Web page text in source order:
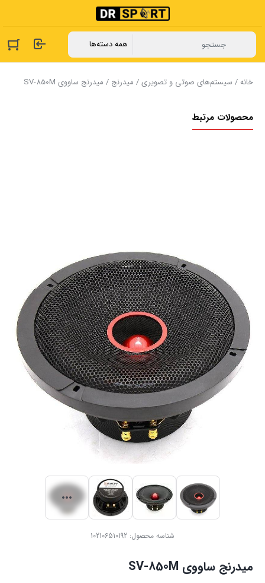
خانه/ سیستم‌های صوتی و تصویری/ میدرنج / میدرنج ساووی SV-850M
محصولات مرتبط
شناسه محصول: 102106510192
میدرنج ساووی SV-850M